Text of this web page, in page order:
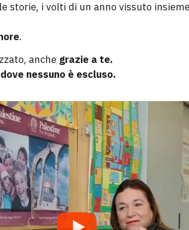
storie, i volti di un anno vissuto
.
anche grazie a te.
nessuno è escluso.